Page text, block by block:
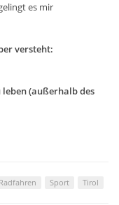
es mir
versteht:
(außerhalb des
Radfahren Sport Tirol